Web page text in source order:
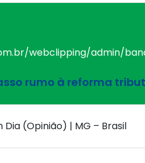
rumo à reforma
Dia (Opinião) | MG – Brasil